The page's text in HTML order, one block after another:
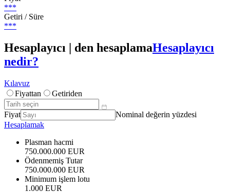
***
Getiri / Süre
***
Hesaplayıcı | den hesaplamaHesaplayıcı
nedir?
Kılavuz
Fiyattan
Getiriden
Fiyat
Nominal değerin yüzdesi
Hesaplamak
Plasman hacmi
750.000.000 EUR
Ödenmemiş Tutar
750.000.000 EUR
Minimum işlem lotu
1.000 EUR